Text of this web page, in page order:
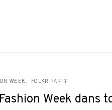
WEEK FOLKR PARTY
Week dans